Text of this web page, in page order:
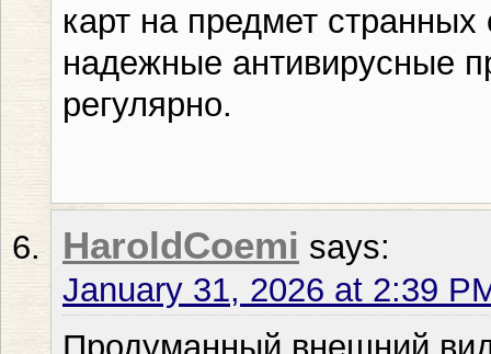
карт на предмет
надежные антивирусные
регулярно.
HaroldCoemi says:
January 31, 2026 at 2:39